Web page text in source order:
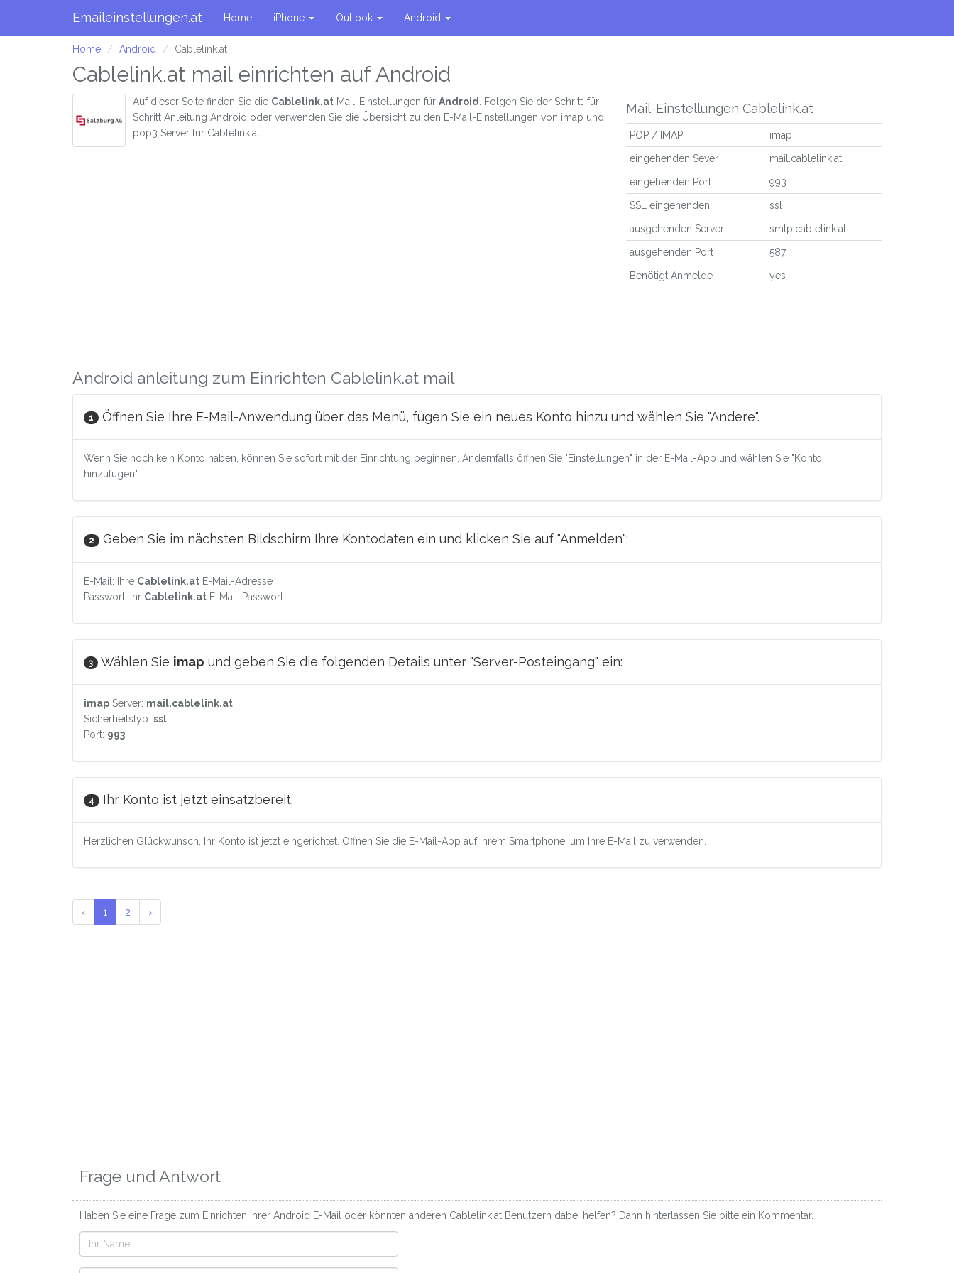
Emaileinstellungen.at Home iPhone Outlook Android
Home Android Cablelink.at
Cablelink.at mail einrichten auf Android
Auf dieser Seite finden Sie die Cablelink.at Mail-Einstellungen für Android
. Folgen Sie der Schritt-für-
Schritt Anleitung Android oder verwenden Sie die Übersicht zu den E-Mail-Einstellungen von imap und
pop3 Server für Cablelink.at.
Mail-Einstellungen Cablelink.at
POP / IMAP imap
eingehenden Sever mail.cablelink.at
eingehenden Port 993
SSL eingehenden ssl
ausgehenden Server smtp.cablelink.at
ausgehenden Port 587
Benötigt Anmelde yes
Android anleitung zum Einrichten Cablelink.at mail
1 Öffnen Sie Ihre E-Mail-Anwendung über das Menü, fügen Sie ein neues Konto hinzu und wählen Sie "Andere".
Wenn Sie noch kein Konto haben, können Sie sofort mit der Einrichtung beginnen. Andernfalls öffnen Sie "Einstellungen" in der E-Mail-App und wählen Sie "Konto
hinzufügen".
2 Geben Sie im nächsten Bildschirm Ihre Kontodaten ein und klicken Sie auf "Anmelden":
E-Mail: Ihre Cablelink.at E-Mail-Adresse
Passwort: Ihr Cablelink.at E-Mail-Passwort
3 Wählen Sie imap und geben Sie die folgenden Details unter "Server-Posteingang" ein:
imap Server: mail.cablelink.at
Sicherheitstyp: ssl
Port: 993
4 Ihr Konto ist jetzt einsatzbereit.
Herzlichen Glückwunsch, Ihr Konto ist jetzt eingerichtet. Öffnen Sie die E-Mail-App auf Ihrem Smartphone, um Ihre E-Mail zu verwenden.
‹ 1 2 ›
Frage und Antwort
Haben Sie eine Frage zum Einrichten Ihrer Android E-Mail oder könnten anderen Cablelink.at Benutzern dabei helfen? Dann hinterlassen Sie bitte ein Kommentar.